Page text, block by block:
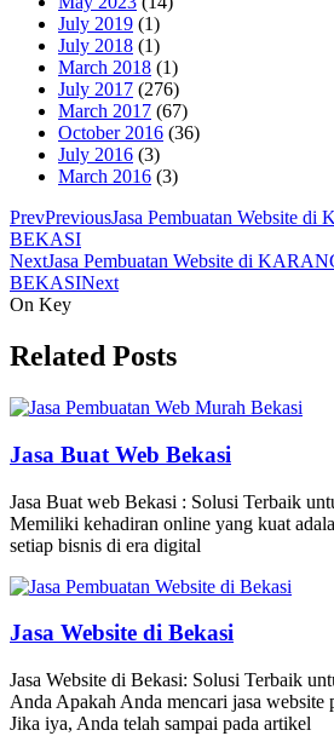
July 2019 (1)
July 2018 (1)
March 2018 (1)
July 2017 (276)
March 2017 (67)
October 2016 (36)
July 2016 (3)
March 2016 (3)
PrevPreviousJasa Pembuatan Website
BEKASI
NextJasa Pembuatan Website di
BEKASINext
On Key
Related Posts
Jasa Buat Web Bekasi
Jasa Buat web Bekasi : Solusi Terbaik
Memiliki kehadiran online yang kuat
setiap bisnis di era digital
Jasa Website di Bekasi
Jasa Website di Bekasi: Solusi Terbaik
Anda Apakah Anda mencari jasa website
Jika iya, Anda telah sampai pada artikel